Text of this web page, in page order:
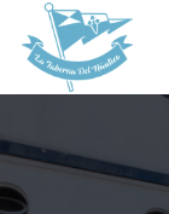
content